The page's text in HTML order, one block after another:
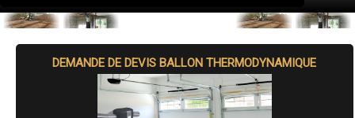
DEMANDE DE DEVIS BALLON THERMODYNAMIQUE